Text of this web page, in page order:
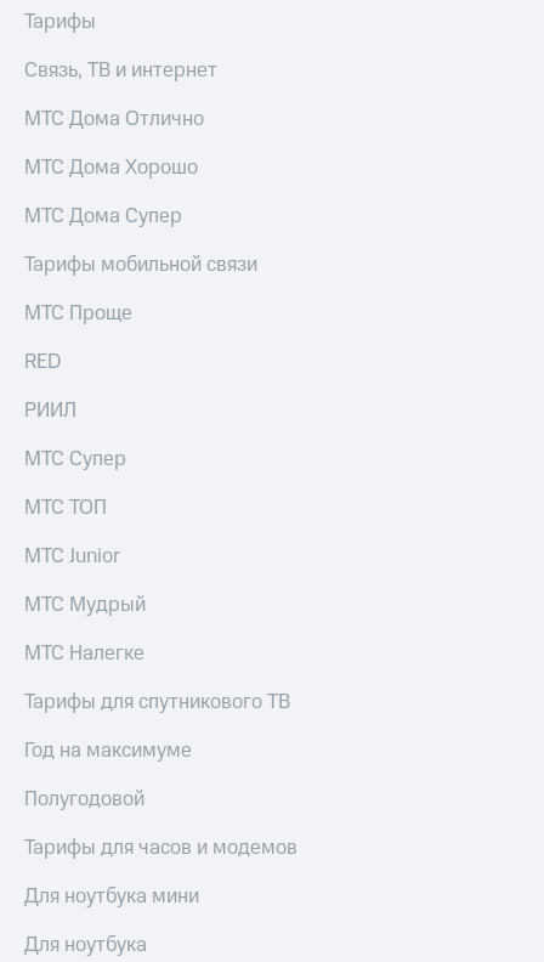
Тарифы
Связь, ТВ и интернет
МТС Дома Отлично
МТС Дома Хорошо
МТС Дома Супер
Тарифы мобильной связи
МТС Проще
RED
РИИЛ
МТС Супер
МТС ТОП
МТС Junior
МТС Мудрый
МТС Налегке
Тарифы для спутникового ТВ
Год на максимуме
Полугодовой
Тарифы для часов и модемов
Для ноутбука мини
Для ноутбука